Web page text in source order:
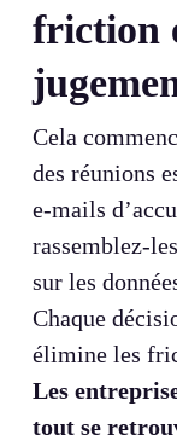
friction
Cela
des réunions
e-mails
rassemblez-
sur les
Chaque
élimine les
Les
tout se